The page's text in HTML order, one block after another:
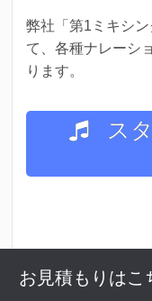
弊社「第1ミキシ
て、各種ナレーシ
ります。
ス
お見積もりはこ